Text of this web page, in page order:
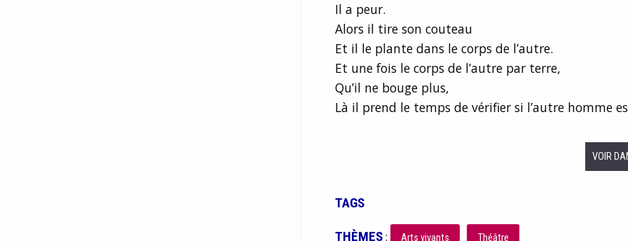
Il a peur.
Alors il tire son couteau
Et il le plante dans le corps de l’autre.
Et une fois le corps de l’autre par terre,
Qu’il ne bouge plus,
Là il prend le temps de vérifier si l’autre homme
VOIR
TAGS
THÈMES: Arts vivants Théâtre